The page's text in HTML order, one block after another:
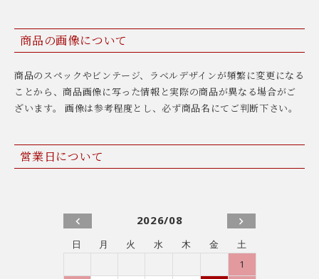
商品の画像について
商品のスペックやビンテージ、ラベルデザインが頻繁に変更になる
ことから、商品画像に写った情報と実際の商品が異なる場合がご
ざいます。 画像は参考程度とし、必ず商品名にてご判断下さい。
営業日について
2026/08
日 月 火 水 木 金
土
1